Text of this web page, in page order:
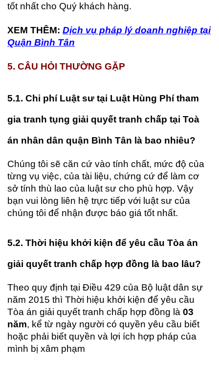
tốt nhất cho Quý khách hàng.
XEM THÊM: Dịch vụ pháp lý doanh nghiệp tại
Quận Bình Tân
5. CÂU HỎI THƯỜNG GẶP
5.1. Chi phí Luật sư tại Luật Hùng Phí tham
gia tranh tụng giải quyết tranh chấp tại Toà
án nhân dân quận Bình Tân là bao nhiêu?
Chúng tôi sẽ căn cứ vào tính chất, mức độ của
từng vụ việc, của tài liệu, chứng cứ để làm cơ
sở tính thù lao của luật sư cho phù hợp. Vậy
bạn vui lòng liên hệ trực tiếp với luật sư của
chúng tôi để nhận được báo giá tốt nhất.
5.2. Thời hiệu khởi kiện để yêu cầu Tòa án
giải quyết tranh chấp hợp đồng là bao lâu?
Theo quy định tại Điều 429 của Bộ luật dân sự
năm 2015 thì Thời hiệu khởi kiện để yêu cầu
Tòa án giải quyết tranh chấp hợp đồng là 03
năm, kể từ ngày người có quyền yêu cầu biết
hoặc phải biết quyền và lợi ích hợp pháp của
mình bị xâm phạm